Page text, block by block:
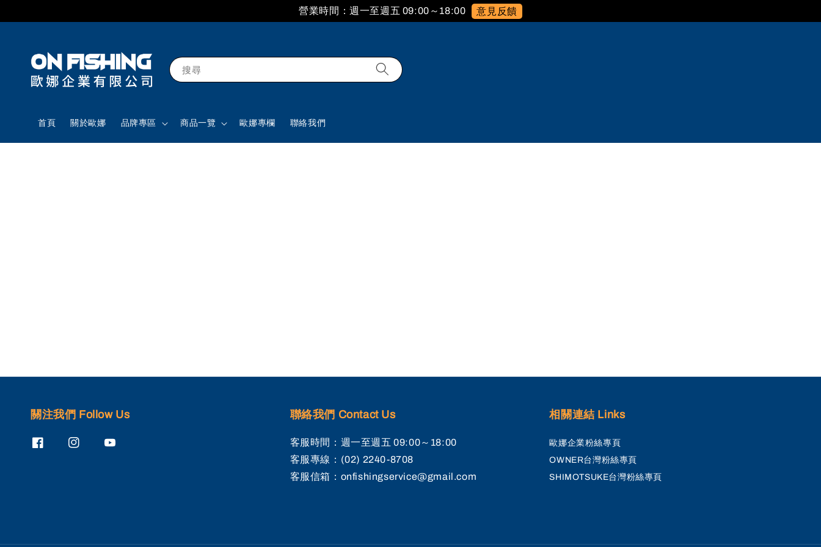
營業時間：週一至週五 09:00～18:00 意見反饋
搜尋
首頁 關於歐娜 品牌專區 商品一覽 歐娜專欄 聯絡我們
關注我們 Follow Us 聯絡我們 Contact Us
客服時間：週一至週五 09:00～18:00
客服專線：(02) 2240-8708
客服信箱：onfishingservice@gmail.com
相關連結 Links
歐娜企業粉絲專頁
OWNER台灣粉絲專頁
SHIMOTSUKE台灣粉絲專頁